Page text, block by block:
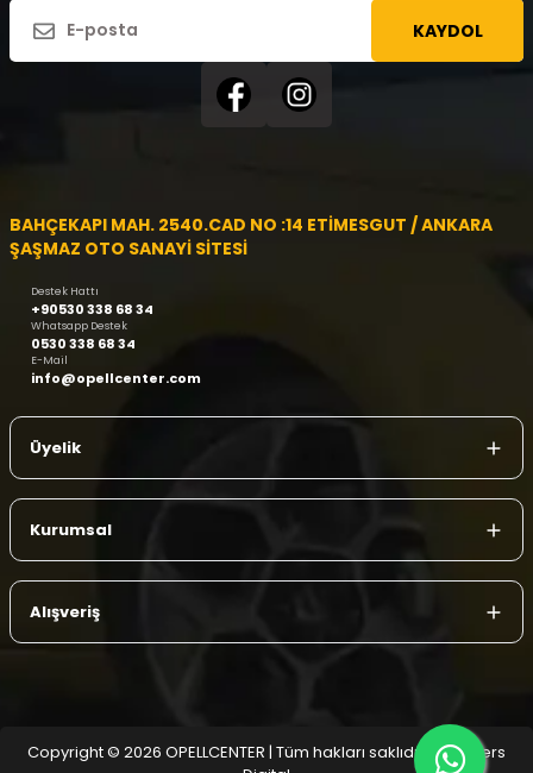
KAYDOL
BAHÇEKAPI MAH. 2540.CAD NO :14 ETİMESGUT / ANKARA
ŞAŞMAZ OTO SANAYİ SİTESİ
Destek Hattı
+90530 338 68 34
Whatsapp Destek
0530 338 68 34
E-Mail
info@opellcenter.com
Üyelik
Kurumsal
Alışveriş
Copyright © 2026 OPELLCENTER | Tüm hakları saklıdır.
| Reliefers